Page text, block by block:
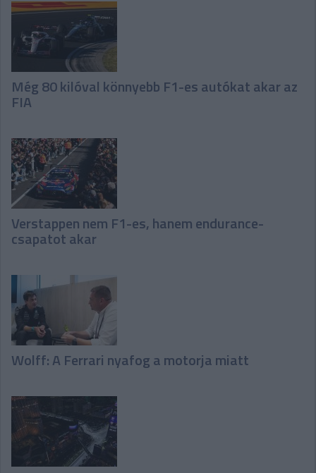
Még 80 kilóval könnyebb F1-es autókat akar az
FIA
Verstappen nem F1-es, hanem endurance-
csapatot akar
Wolff: A Ferrari nyafog a motorja miatt